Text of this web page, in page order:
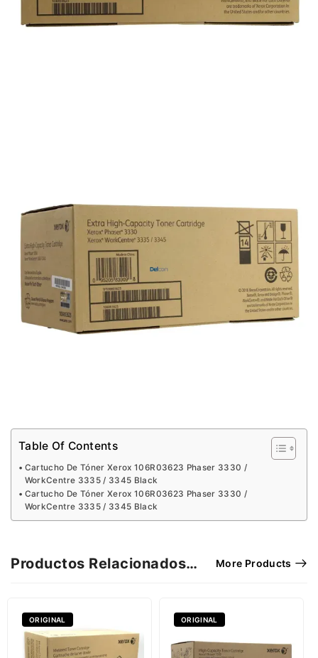
Table Of Contents
Cartucho De Tóner Xerox 106R03623 Phaser 3330 /
WorkCentre 3335 / 3345 Black
Cartucho De Tóner Xerox 106R03623 Phaser 3330 /
WorkCentre 3335 / 3345 Black
Productos Relacionados… More Products
ORIGINAL ORIGINAL